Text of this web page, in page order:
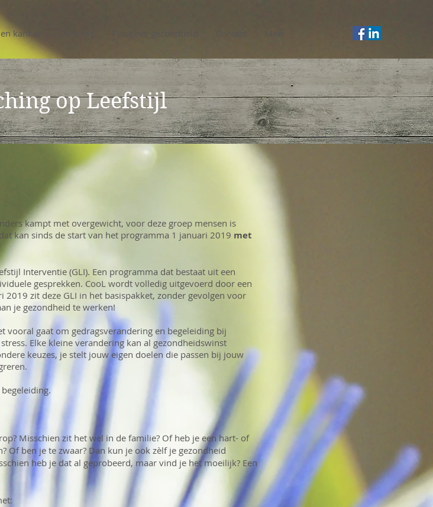
kanker
op Leefstijl
kampt met overgewicht, voor deze groep mensen is
kan sinds de start van het programma 1 januari 2019 met
Interventie (GLI). Een programma dat bestaat uit een
gesprekken. CooL wordt volledig uitgevoerd door een
2019 zit deze GLI in het basispakket, zonder gevolgen voor
je gezondheid te werken!
vooral gaat om gedragsverandering en begeleiding bij
Elke kleine verandering kan al gezondheidswinst
keuzes, je stelt jouw eigen doelen die passen bij jouw
Misschien zit het wel in de familie? Of heb je een hart- of
Of ben je te zwaar? Dan kun je ook zèlf je gezondheid
heb je dat al geprobeerd, maar vind je het moeilijk? Een